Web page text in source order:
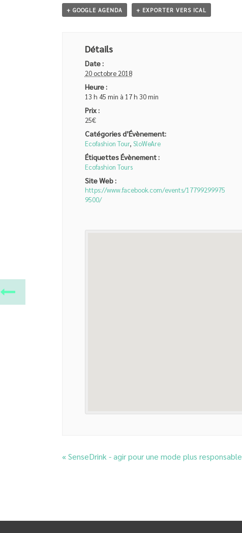
+ GOOGLE AGENDA + EXPORTER VERS ICAL
Détails
Date :
20 octobre 2018
Heure :
13 h 45 min à 17 h 30 min
Prix :
25€
Catégories d’Évènement:
Ecofashion Tour, SloWeAre
Étiquettes Évènement :
Ecofashion Tours
Site Web :
https://www.facebook.com/events/17799299975
9500/
«SenseDrink - agir pour une mode plus responsable